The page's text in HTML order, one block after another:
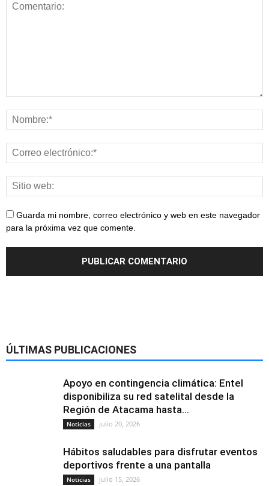
Guarda mi nombre, correo electrónico y web en este navegador
para la próxima vez que comente.
ÚLTIMAS PUBLICACIONES
Apoyo en contingencia climática: Entel
disponibiliza su red satelital desde la
Región de Atacama hasta...
Noticias julio 20, 2026
Hábitos saludables para disfrutar eventos
deportivos frente a una pantalla
Noticias julio 15, 2026